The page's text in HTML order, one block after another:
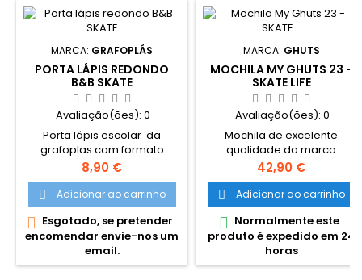
MARCA: GRAFOPLÁS
PORTA LÁPIS REDONDO
B&B SKATE
Avaliação(ões): 0
Porta lápis escolar da
grafoplas com formato
cilindrico e com fecho com
fecho. Dimensões: 22x8Øcm.
Preço
8,90 €
 Adicionar ao carrinho
 Esgotado, se pretender
encomendar envie-nos um
email.
MARCA: GHUTS
MOCHILA MY GHUTS 23 -
SKATE LIFE
Avaliação(ões): 0
Mochila de excelente
qualidade da marca
portuguesa Ghuts. Design
exclusivo concebido pela
ghuts. Modelo clássico e
intemporal ideal para uma
utilização casual, em viagem
ou escolar. Resistente para
uso diário intensivo com
costas e asas ergonómicas
Preço
42,90 €
 Adicionar ao carrinho
 Normalmente este
produto é expedido em 24
horas